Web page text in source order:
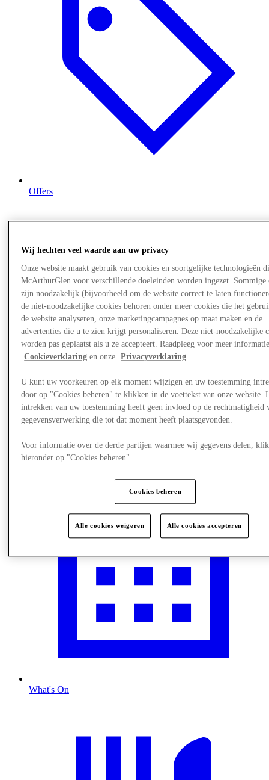
Offers
Visit
What's On
Wij hechten veel waarde aan uw privacy
Onze website maakt gebruik van cookies en soortgelijke technologieën
McArthurGlen voor verschillende doeleinden worden ingezet. Sommige
zijn noodzakelijk (bijvoorbeeld om de website correct te laten
de niet-noodzakelijke cookies behoren onder meer cookies die het
de website analyseren, onze marketingcampagnes op maat maken en de
advertenties die u te zien krijgt personaliseren. Deze niet-noodzakelijke
worden pas geplaatst als u ze accepteert. Raadpleeg voor meer
Cookieverklaring en onze Privacyverklaring.
U kunt uw voorkeuren op elk moment wijzigen en uw toestemming
door op "Cookies beheren" te klikken in de voettekst van onze website.
intrekken van uw toestemming heeft geen invloed op de rechtmatigheid
gegevensverwerking die tot dat moment heeft plaatsgevonden.
Voor informatie over de derde partijen waarmee wij gegevens delen,
hieronder op "Cookies beheren".
Cookies beheren
Alle cookies weigeren Alle cookies accepteren